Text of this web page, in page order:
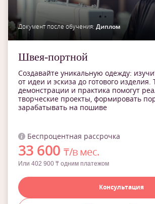
Документ после обучения: Диплом
Швея-портной
Создавайте уникальную одежду:
от идеи и эскиза до готового изделия.
демонстрации и практика помогут
творческие проекты, формировать
зарабатывать на пошиве
Беспроцентная рассрочка
33 600₸/в мес.
Или 402 900 ₸ одним платежом
Консультация